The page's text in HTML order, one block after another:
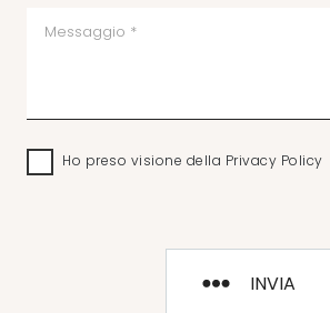
Ho preso visione della Privacy Policy
INVIA